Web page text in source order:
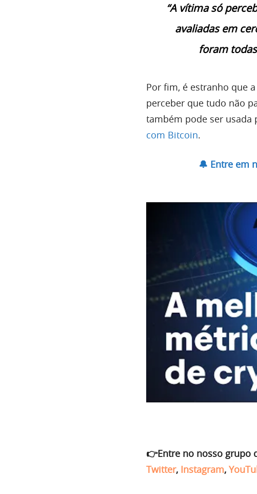
“A vítima só
avaliadas em
foram
Por fim, é estranho que
perceber que tudo não
também pode ser usada
com Bitcoin.
🔔 Entre em
👉Entre no nosso grupo
Twitter, Instagram,